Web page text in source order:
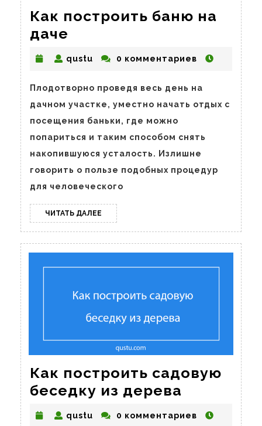
Как построить баню на
даче
построить
баню
на
даче
qustu qustu0 комментариев
Плодотворно проведя весь день на
дачном участке, уместно начать отдых с
посещения баньки, где можно
попариться и таким способом снять
накопившуюся усталость. Излишне
говорить о пользе подобных процедур
для человеческого
ЧИТАТЬ ДАЛЕЕ ЧИТАТЬ
ДАЛЕЕ
Как построить садовую
беседку из дерева
qustu qustu0 комментариев